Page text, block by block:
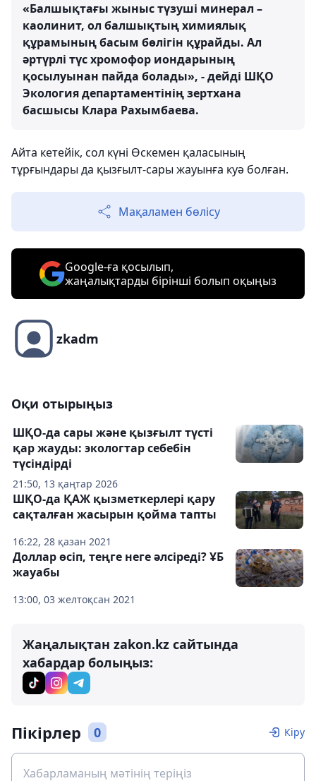
«Балшықтағы жыныс түзуші минерал –
каолинит, ол балшықтың химиялық
құрамының басым бөлігін құрайды. Ал
әртүрлі түс хромофор иондарының
қосылуынан пайда болады», - дейді ШҚО
Экология департаментінің зертхана
басшысы Клара Рахымбаева.
Айта кетейік, сол күні Өскемен қаласының
тұрғындары да қызғылт-сары жауынға куә болған.
Мақаламен бөлісу
Google-ға қосылып,
жаңалықтарды бірінші болып оқыңыз
zkadm
Оқи отырыңыз
21:50, 13 қаңтар 2026
ШҚО-да сары және қызғылт түсті
қар жауды: экологтар себебін
түсіндірді
16:22, 28 қазан 2021
ШҚО-да ҚАЖ қызметкерлері қару
сақталған жасырын қойма тапты
13:00, 03 желтоқсан 2021
Доллар өсіп, теңге неге әлсіреді? ҰБ
жауабы
Жаңалықтан zakon.kz сайтында
хабардар болыңыз:
Пікірлер 0 Кіру